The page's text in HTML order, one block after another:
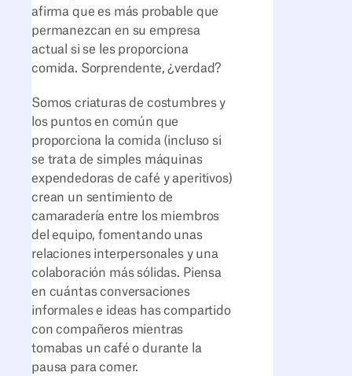
afirma que es más probable que
permanezcan en su empresa
actual si se les proporciona
comida. Sorprendente, ¿verdad?
Somos criaturas de costumbres y
los puntos en común que
proporciona la comida (incluso si
se trata de simples máquinas
expendedoras de café y aperitivos)
crean un sentimiento de
camaradería entre los miembros
del equipo, fomentando unas
relaciones interpersonales y una
colaboración más sólidas. Piensa
en cuántas conversaciones
informales e ideas has compartido
con compañeros mientras
tomabas un café o durante la
pausa para comer.